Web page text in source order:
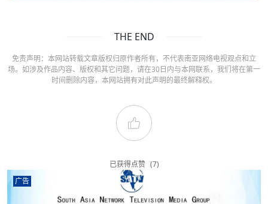
THE END
免责声明：本网站转载文章版权归原作者所有，不代表南亚网络电视观点和立
场。如涉及作品内容、版权和其它问题，请在30日内与本网联系，我们将在第一
时间删除内容，本网站拥有对此声明的最终解释权。
已获得点赞 (7)
广告